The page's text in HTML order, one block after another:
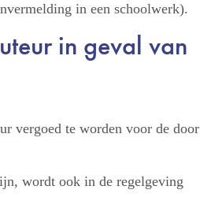
in een schoolwerk).
in geval van
vergoed te worden voor de door
wordt ook in de regelgeving